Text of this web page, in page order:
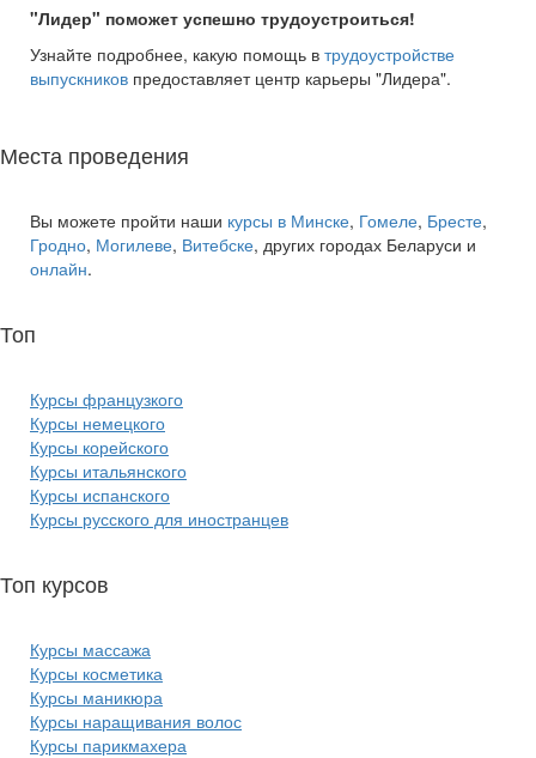
"Лидер" поможет успешно трудоустроиться!
Узнайте подробнее, какую помощь в трудоустройстве
выпускников предоставляет центр карьеры "Лидера".
Места проведения
Вы можете пройти наши курсы в Минске, Гомеле, Бресте,
Гродно, Могилеве, Витебске, других городах Беларуси и
онлайн.
Топ
Курсы французкого
Курсы немецкого
Курсы корейского
Курсы итальянского
Курсы испанского
Курсы русского для иностранцев
Топ курсов
Курсы массажа
Курсы косметика
Курсы маникюра
Курсы наращивания волос
Курсы парикмахера